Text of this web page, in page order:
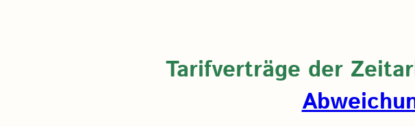
Tarifverträge der